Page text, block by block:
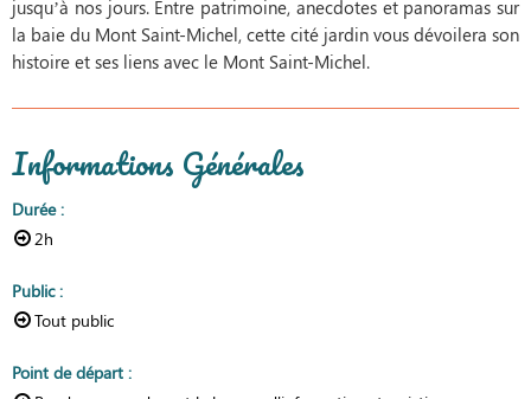
jusqu’à nos jours. Entre patrimoine, anecdotes et panoramas sur
la baie du Mont Saint-Michel, cette cité jardin vous dévoilera son
histoire et ses liens avec le Mont Saint-Michel.
Informations Générales
Durée:
2h
Public:
Tout public
Point de départ :